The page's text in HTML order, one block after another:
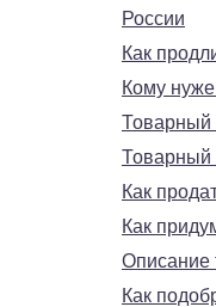
России
Как
Кому
Товарный
Товарный
Как
Как
Описание
Как